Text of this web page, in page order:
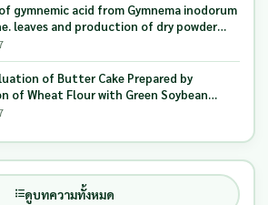
gymnemic acid from Gymnema inodorum
leaves and production of dry powder
maltodextrin
of Butter Cake Prepared by
of Wheat Flour with Green Soybean
Okara
ดูบทความทั้งหมด